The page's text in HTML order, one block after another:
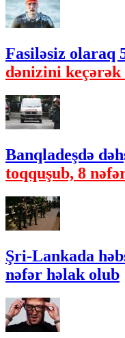
Fasiləsiz olaraq
dənizini
Banqladeşdə
toqquşub, 8
Şri-Lankada
nəfər həlak olub